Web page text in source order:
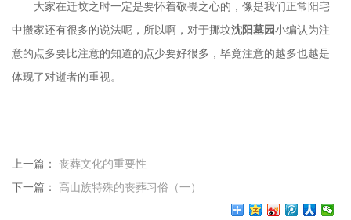
大家在迁坟之时一定是要怀着敬畏之心的，像是我们正常阳宅
中搬家还有很多的说法呢，所以啊，对于挪坟沈阳墓园小编认为注
意的点多要比注意的知道的点少要好很多，毕竟注意的越多也越是
体现了对逝者的重视。
上一篇： 丧葬文化的重要性
下一篇： 高山族特殊的丧葬习俗（一）